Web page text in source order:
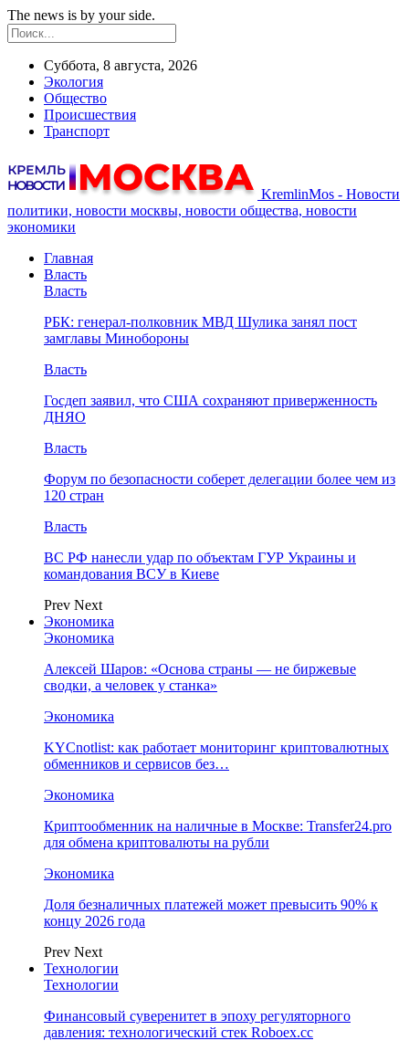
The news is by your side.
Суббота, 8 августа, 2026
Экология
Общество
Происшествия
Транспорт
KremlinMos - Новости
политики, новости москвы, новости общества, новости
экономики
Главная
Власть
Власть
РБК: генерал-полковник МВД Шулика занял пост
замглавы Минобороны
Власть
Госдеп заявил, что США сохраняют приверженность
ДНЯО
Власть
Форум по безопасности соберет делегации более чем из
120 стран
Власть
ВС РФ нанесли удар по объектам ГУР Украины и
командования ВСУ в Киеве
Prev Next
Экономика
Экономика
Алексей Шаров: «Основа страны — не биржевые
сводки, а человек у станка»
Экономика
KYCnotlist: как работает мониторинг криптовалютных
обменников и сервисов без…
Экономика
Криптообменник на наличные в Москве: Transfer24.pro
для обмена криптовалюты на рубли
Экономика
Доля безналичных платежей может превысить 90% к
концу 2026 года
Prev Next
Технологии
Технологии
Финансовый суверенитет в эпоху регуляторного
давления: технологический стек Roboex.cc